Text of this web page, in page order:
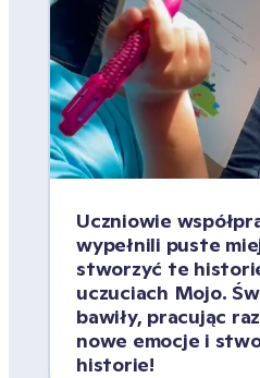
Uczniowie
wypełnili puste
stworzyć te
uczuciach Mojo.
bawiły, pracując
nowe emocje i
historie!